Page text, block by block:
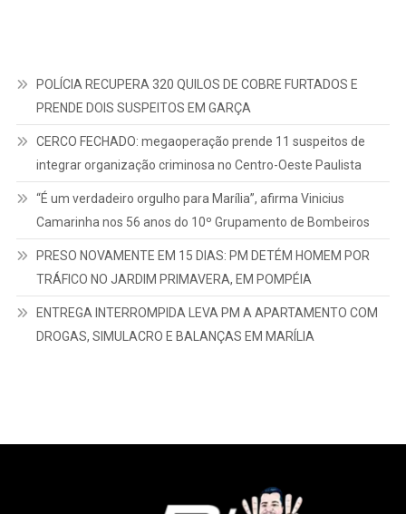
POLÍCIA RECUPERA 320 QUILOS DE COBRE FURTADOS E
PRENDE DOIS SUSPEITOS EM GARÇA
CERCO FECHADO: megaoperação prende 11 suspeitos de
integrar organização criminosa no Centro-Oeste Paulista
“É um verdadeiro orgulho para Marília”, afirma Vinicius
Camarinha nos 56 anos do 10º Grupamento de Bombeiros
PRESO NOVAMENTE EM 15 DIAS: PM DETÉM HOMEM POR
TRÁFICO NO JARDIM PRIMAVERA, EM POMPÉIA
ENTREGA INTERROMPIDA LEVA PM A APARTAMENTO COM
DROGAS, SIMULACRO E BALANÇAS EM MARÍLIA